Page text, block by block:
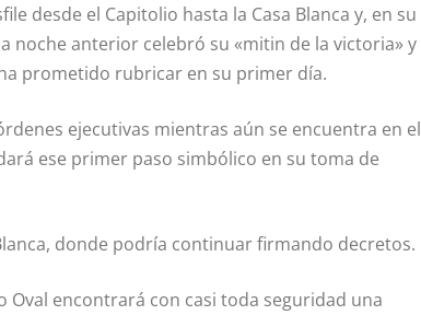
desde el Capitolio hasta la Casa Blanca y, en su
noche anterior celebró su «mitin de la victoria» y
prometido rubricar en su primer día.
ejecutivas mientras aún se encuentra en el
ese primer paso simbólico en su toma de
donde podría continuar firmando decretos.
Oval encontrará con casi toda seguridad una